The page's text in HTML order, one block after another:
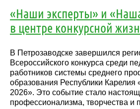
«Наши эксперты» и
в центре конкурсной
В Петрозаводске завершился
Всероссийского конкурса среди
работников системы среднего
образования Республики Карелия
2026». Это событие стало
профессионализма, творчества и